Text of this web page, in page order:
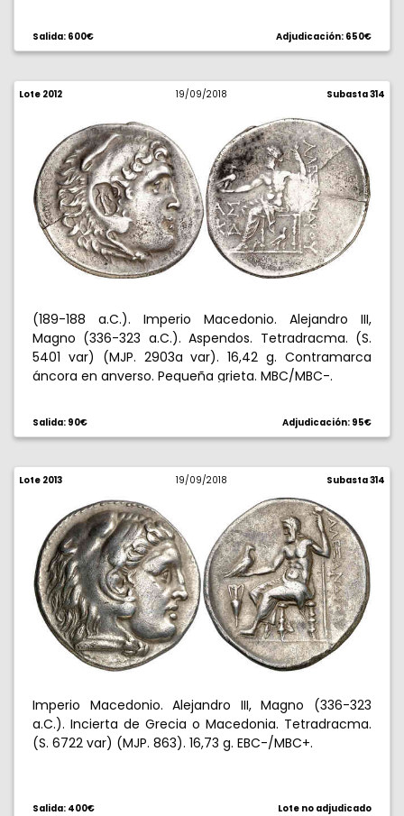
Salida: 600€ Adjudicación: 650€
Lote 2012 19/09/2018 Subasta 314
(189-188 a.C.). Imperio Macedonio. Alejandro III,
Magno (336-323 a.C.). Aspendos. Tetradracma. (S.
5401 var) (MJP. 2903a var). 16,42 g. Contramarca
áncora en anverso. Pequeña grieta. MBC/MBC-.
Salida: 90€ Adjudicación: 95€
Lote 2013 19/09/2018 Subasta 314
Imperio Macedonio. Alejandro III, Magno (336-323
a.C.). Incierta de Grecia o Macedonia. Tetradracma.
(S. 6722 var) (MJP. 863). 16,73 g. EBC-/MBC+.
Salida: 400€ Lote no adjudicado